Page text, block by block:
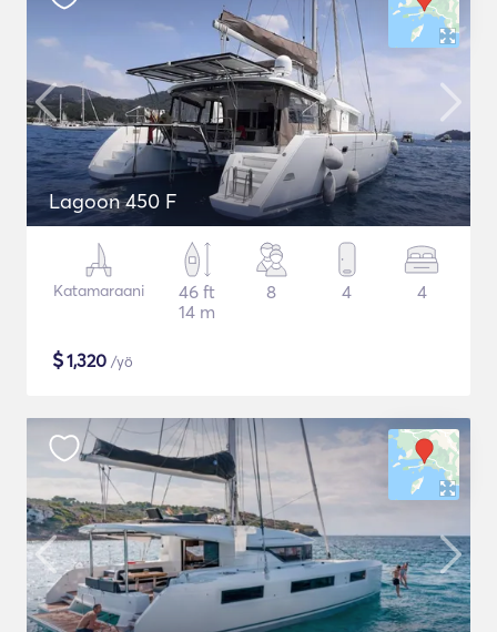
Lagoon 450 F
Katamaraani
46 ft
14 m
8 4 4
$1,320 /yö